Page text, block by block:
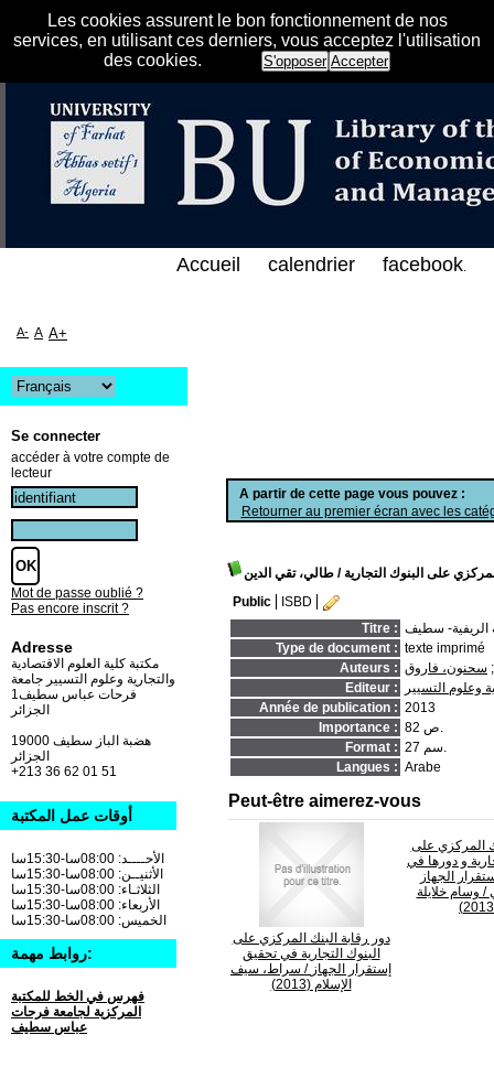
Les cookies assurent le bon fonctionnement de nos
services, en utilisant ces derniers, vous acceptez l'utilisation
des cookies.
S'opposer Accepter
الإلكتروني على الخط المباشر لمكتبة كلية
A partir de cette page vous pouvez :
Retourner au premier écran avec les
على البنوك التجارية / طالي، تقي الدين
Public
ISBD
Titre :
Type de document : texte imprimé
Auteurs : سحنون، فاروق
Editeur :
وعلوم التسيير
Année de publication : 2013
Importance :
82 ص.
Format :
27 سم.
Langues : Arabe
Peut-être aimerez-vous
دور رقابة البنك المركزي على
البنوك التجارية في تحقيق
إستقرار الجهاز / سراط، سيف
الإسلام (2013)
المركزي على
و دورها في
الجهاز
/ وسام خلايلة
Accueil calendrier facebook.
A- A A+
Se connecter
accéder à votre compte de
lecteur
Mot de passe oublié ?
Pas encore inscrit ?
Adresse
مكتبة كلية العلوم الاقتصادية
والتجارية وعلوم التسيير جامعة
فرحات عباس سطيف1
الجزائر
19000 هضبة الباز سطيف
+213 36 62 01 51
أوقات عمل المكتبة
الأحــــد: 08:00سا-15:30سا
الأثنيــن: 08:00سا-15:30سا
الثلاثـاء: 08:00سا-15:30سا
الأربعاء: 08:00سا-15:30سا
الخميس: 08:00سا-15:30سا
روابط مهمة:
فهرس في الخط للمكتبة
المركزية لجامعة فرحات
عباس سطيف